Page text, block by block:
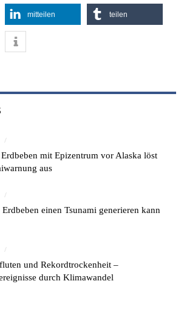
mitteilen teilen
/
Erdbeben mit Epizentrum vor Alaska löst
aus
/
Erdbeben einen Tsunami generieren kann
/
und Rekordtrockenheit –
durch Klimawandel